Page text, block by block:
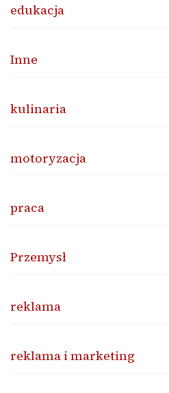
edukacja
Inne
kulinaria
motoryzacja
praca
Przemysł
reklama
reklama i marketing